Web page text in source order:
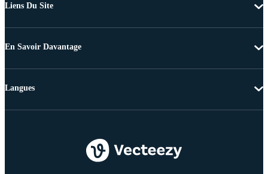
Liens Du Site
En Savoir Davantage
Langues